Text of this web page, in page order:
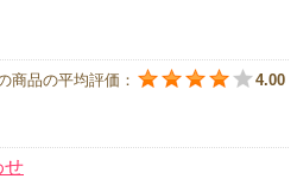
商品の平均評価： 4.00
せ